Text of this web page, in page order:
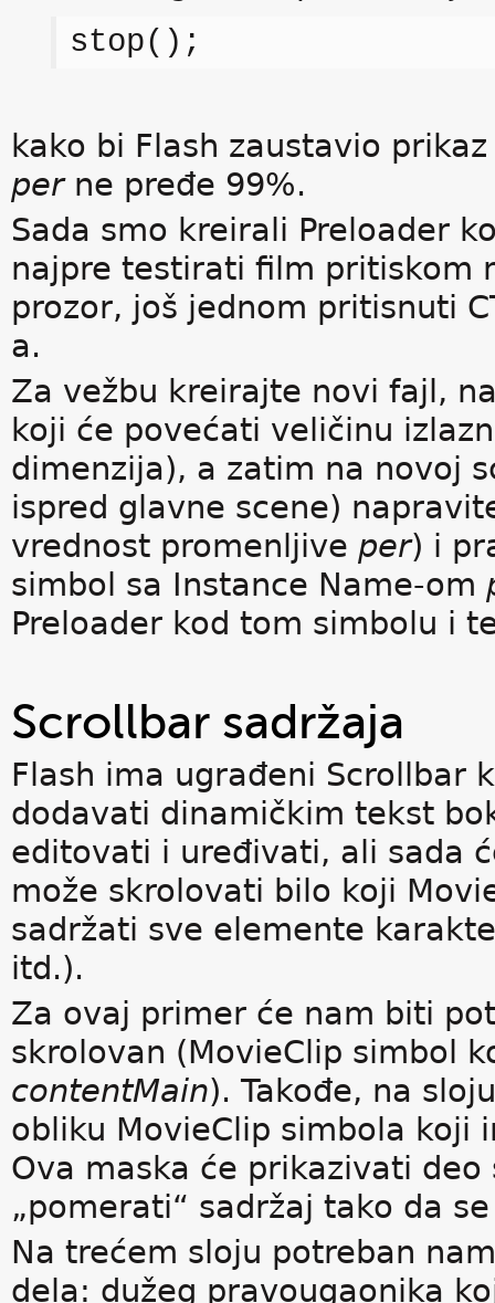
stop();
kako bi Flash zaustavio
perne pređe 99%.
Sada smo kreirali Preloader
najpre testirati film pritiskom
prozor, još jednom pritisnuti
a.
Za vežbu kreirajte novi fajl,
koji će povećati veličinu
dimenzija), a zatim na novoj
ispred glavne scene)
vrednost promenljive per) i
simbol sa Instance Name-om
Preloader kod tom simbolu i
Scrollbar sadržaja
Flash ima ugrađeni Scrollbar
dodavati dinamičkim tekst
editovati i uređivati, ali sada
može skrolovati bilo koji
sadržati sve elemente
itd.).
Za ovaj primer će nam biti
skrolovan (MovieClip simbol
contentMain). Takođe, na
obliku MovieClip simbola koji
Ova maska će prikazivati
„pomerati“ sadržaj tako da
Na trećem sloju potreban
dela: dužeg pravougaonika